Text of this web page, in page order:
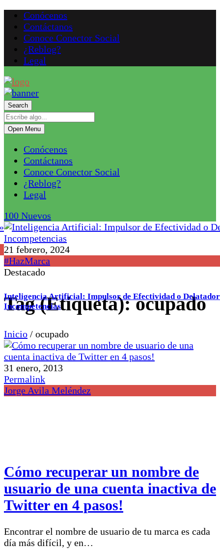
Conócenos
Contáctanos
Conoce Conector Social
¿Reblog?
Legal
Search
Open Menu
Conócenos
Contáctanos
Conoce Conector Social
¿Reblog?
Legal
100 Nuevos
21 febrero, 2024
#HazMarca
Destacado
Inteligencia Artificial: Impulsor de Efectividad o
Incompetencias
Tag (Etiqueta):ocupado
Inicio / ocupado
31 enero, 2013
Permalink
Jorge Avila Meléndez
Cómo recuperar un nombre de
usuario de una cuenta inactiva de
Twitter en 4 pasos!
Encontrar el nombre de usuario de tu marca es cada
día más difícil, y en…